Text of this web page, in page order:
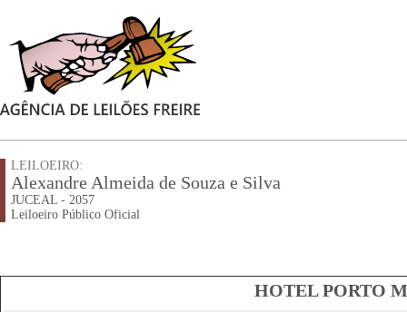
LEILOEIRO:
Alexandre Almeida de Souza e Silva
JUCEAL - 2057
Leiloeiro Público Oficial
HOTEL PORTO